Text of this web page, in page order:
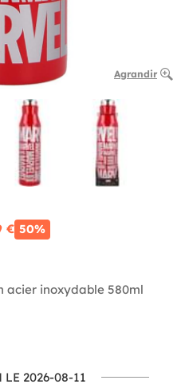
Agrandir
€ 50%
acier inoxydable 580ml
2026-08-11